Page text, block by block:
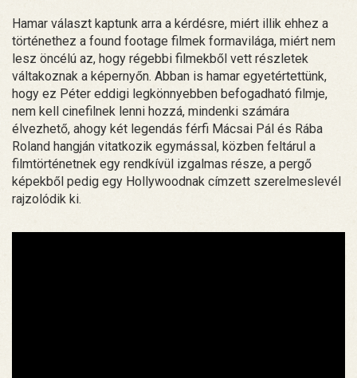
Hamar választ kaptunk arra a kérdésre, miért illik ehhez a
történethez a found footage filmek formavilága, miért nem
lesz öncélú az, hogy régebbi filmekből vett részletek
váltakoznak a képernyőn. Abban is hamar egyetértettünk,
hogy ez Péter eddigi legkönnyebben befogadható filmje,
nem kell cinefilnek lenni hozzá, mindenki számára
élvezhető, ahogy két legendás férfi Mácsai Pál és Rába
Roland hangján vitatkozik egymással, közben feltárul a
filmtörténetnek egy rendkívül izgalmas része, a pergő
képekből pedig egy Hollywoodnak címzett szerelmeslevél
rajzolódik ki.